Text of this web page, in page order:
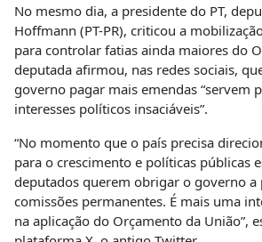
No mesmo dia, a presidente do PT,
Hoffmann (PT-PR), criticou a
para controlar fatias ainda maiores do
deputada afirmou, nas redes sociais,
governo pagar mais emendas “servem
interesses políticos insaciáveis”.
“No momento que o país precisa
para o crescimento e políticas públicas
deputados querem obrigar o governo a
comissões permanentes. É mais uma
na aplicação do Orçamento da União”,